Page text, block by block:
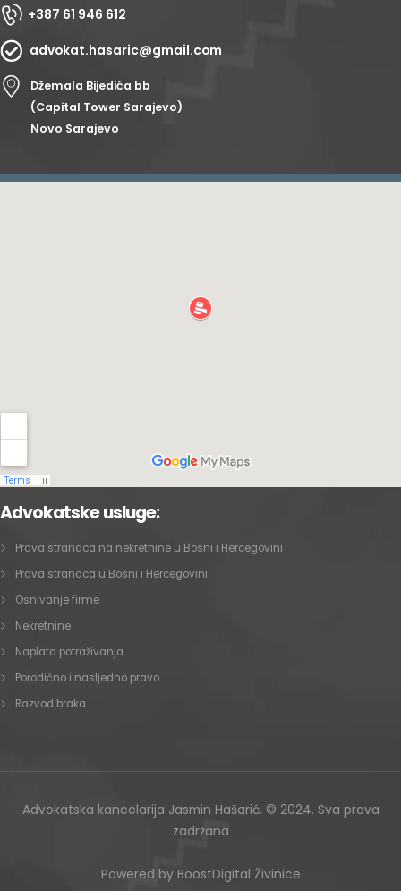
+387 61 946 612
advokat.hasaric@gmail.com
Džemala Bijedića bb
(Capital Tower Sarajevo)
Novo Sarajevo
Advokatske usluge:
Prava stranaca na nekretnine u Bosni i Hercegovini
Prava stranaca u Bosni i Hercegovini
Osnivanje firme
Nekretnine
Naplata potraživanja
Porodično i nasljedno pravo
Razvod braka
Advokatska kancelarija Jasmin Hašarić. © 2024. Sva prava
zadržana
Powered by BoostDigital Živinice